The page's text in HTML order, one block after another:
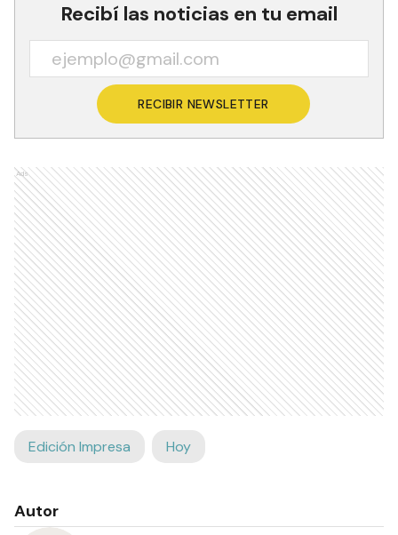
Recibí las noticias en tu email
RECIBIR NEWSLETTER
Ads
Edición Impresa Hoy
Autor